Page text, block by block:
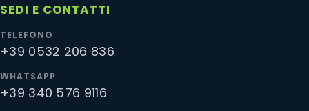
SEDI E CONTATTI
TELEFONO
+39 0532 206 836
WHATSAPP
+39 340 576 9116